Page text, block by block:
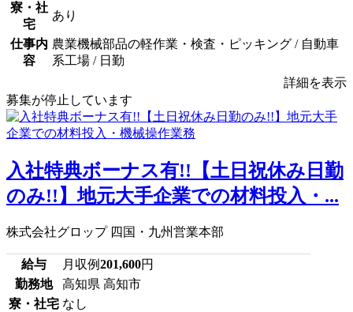
寮・社
宅
あり
仕事内
容
農業機械部品の軽作業・検査・ピッキング / 自動車
系工場 / 日勤
詳細を表示
募集が停止しています
入社特典ボーナス有!!【土日祝休み日勤
のみ!!】地元大手企業での材料投入・...
株式会社グロップ 四国・九州営業本部
給与 月収例201,600円
勤務地
高知県 高知市
寮・社宅 なし